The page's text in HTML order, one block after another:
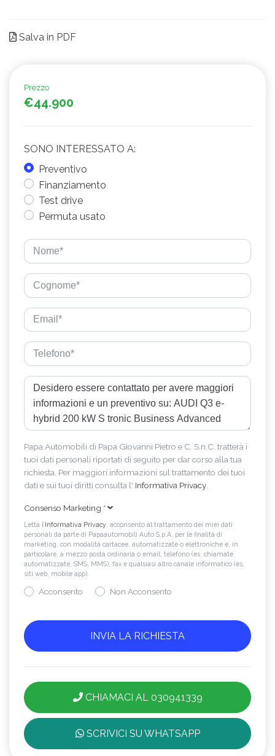
Salva in PDF
Prezzo
€44.900
SONO INTERESSATO A:
Preventivo
Finanziamento
Test drive
Permuta usato
Papa Automobili di Papa Giovanni Pietro e C. S.n.C. tratterà i
tuoi dati personali riportati di seguito per dar corso alla tua
richiesta. Per maggiori informazioni sul trattamento dei tuoi
dati e sui tuoi diritti consulta l' Informativa Privacy
Consenso Marketing *
Letta l’Informativa Privacy , acconsento al trattamento dei miei dati
personali da parte di Papaautomobili Auto S.p.A. per le finalità di
marketing, con modalità cartacee, automatizzate o elettroniche e, in
particolare, a mezzo posta ordinaria o email, telefono (es. chiamate
automatizzate, SMS, MMS), fax e qualsiasi altro canale informatico (es.
siti web, mobile app).
Acconsento Non Acconsento
CHIAMACI AL 030941339
SCRIVICI SU WHATSAPP